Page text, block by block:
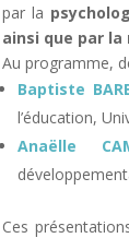
par la
ainsi que par la
Au programme,
Baptiste
l’éducation,
Anaëlle
Ces